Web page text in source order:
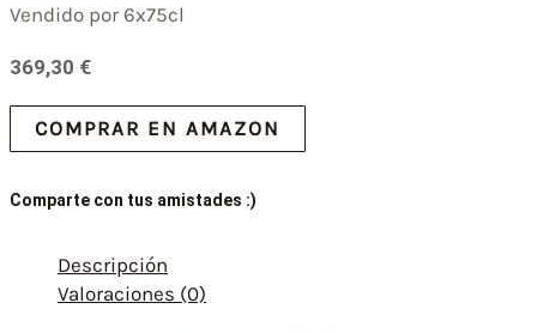
Vendido por 6x75cl
369,30 €
COMPRAR EN AMAZON
Comparte con tus amistades :)
Descripción
Valoraciones (0)